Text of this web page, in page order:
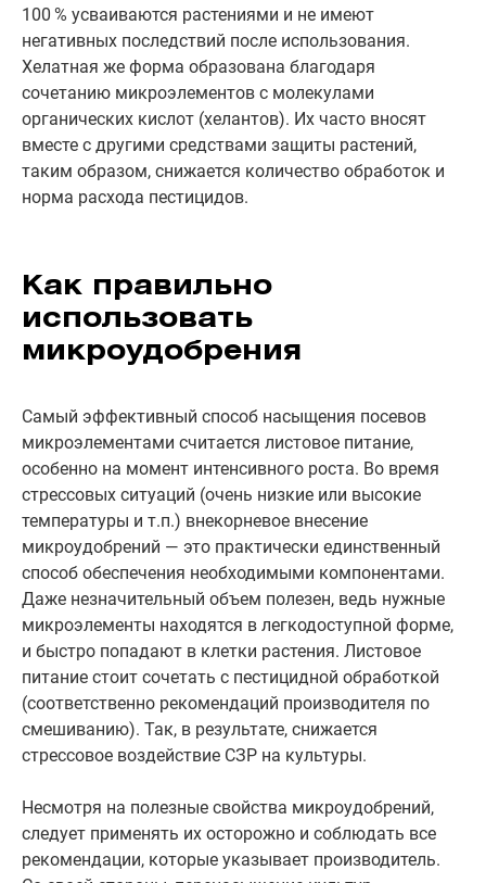
100 % усваиваются растениями и не имеют
негативных последствий после использования.
Хелатная же форма образована благодаря
сочетанию микроэлементов с молекулами
органических кислот (хелантов). Их часто вносят
вместе с другими средствами защиты растений,
таким образом, снижается количество обработок и
норма расхода пестицидов.
Как правильно
использовать
микроудобрения
Самый эффективный способ насыщения посевов
микроэлементами считается листовое питание,
особенно на момент интенсивного роста. Во время
стрессовых ситуаций (очень низкие или высокие
температуры и т.п.) внекорневое внесение
микроудобрений — это практически единственный
способ обеспечения необходимыми компонентами.
Даже незначительный объем полезен, ведь нужные
микроэлементы находятся в легкодоступной форме,
и быстро попадают в клетки растения. Листовое
питание стоит сочетать с пестицидной обработкой
(соответственно рекомендаций производителя по
смешиванию). Так, в результате, снижается
стрессовое воздействие СЗР на культуры.
Несмотря на полезные свойства микроудобрений,
следует применять их осторожно и соблюдать все
рекомендации, которые указывает производитель.